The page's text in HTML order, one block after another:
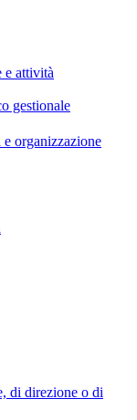
e attività
gestionale
organizzazione
di direzione o di